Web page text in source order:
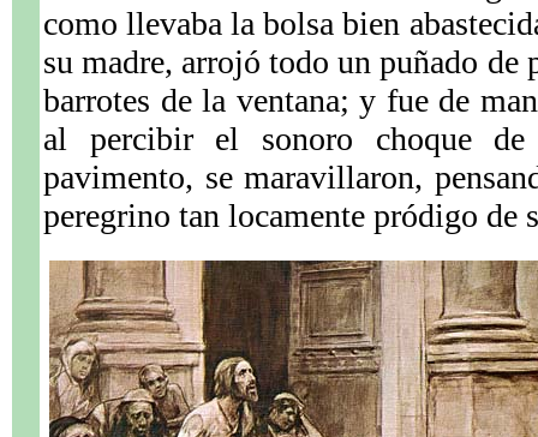
como llevaba la bolsa bien
su madre, arrojó todo un puñado de
barrotes de la ventana; y fue de
al percibir el sonoro choque
pavimento, se maravillaron,
peregrino tan locamente pródigo de